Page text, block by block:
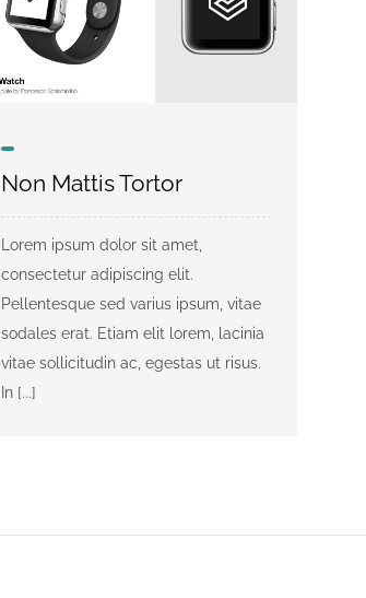
Non Mattis Tortor
Lorem ipsum dolor sit amet,
consectetur adipiscing elit.
Pellentesque sed varius ipsum, vitae
sodales erat. Etiam elit lorem, lacinia
vitae sollicitudin ac, egestas ut risus.
In [...]